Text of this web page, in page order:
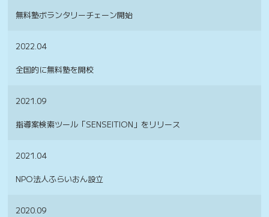
無料塾ボランタリーチェーン開始
2022.04
全国的に無料塾を開校
2021.09
指導案検索ツール「SENSEITION」をリリース
2021.04
NPO法人ふらいおん設立
2020.09